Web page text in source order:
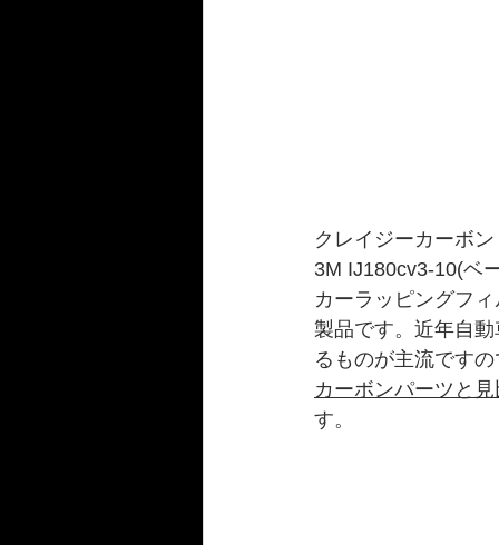
クレイジーカーボ
3M IJ180cv3-10(ベ
カーラッピングフ
製品です。近年自
るものが主流です
カーボンパーツと
す。